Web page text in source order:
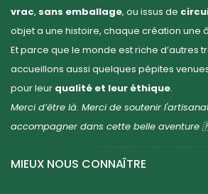
vrac, sans emballage, ou issus de
objet a une histoire, chaque création une
Et parce que le monde est riche d’autres
accueillons aussi quelques pépites
pour leur qualité et leur éthique.
Merci d’être là. Merci de soutenir
accompagner dans cette belle aventure
MIEUX NOUS CONNAÎTRE